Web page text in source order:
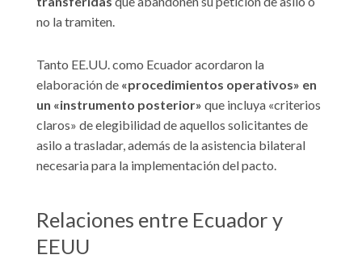
no la tramiten.
Tanto EE.UU. como Ecuador acordaron la
elaboración de «procedimientos operativos» en
un «instrumento posterior» que incluya «criterios
claros» de elegibilidad de aquellos solicitantes de
asilo a trasladar, además de la asistencia bilateral
necesaria para la implementación del pacto.
Relaciones entre Ecuador y
EEUU